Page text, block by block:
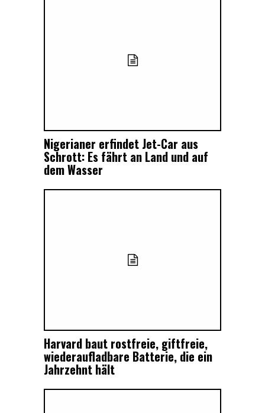
Nigerianer erfindet Jet-Car aus
Schrott: Es fährt an Land und auf
dem Wasser
Harvard baut rostfreie, giftfreie,
wiederaufladbare Batterie, die ein
Jahrzehnt hält